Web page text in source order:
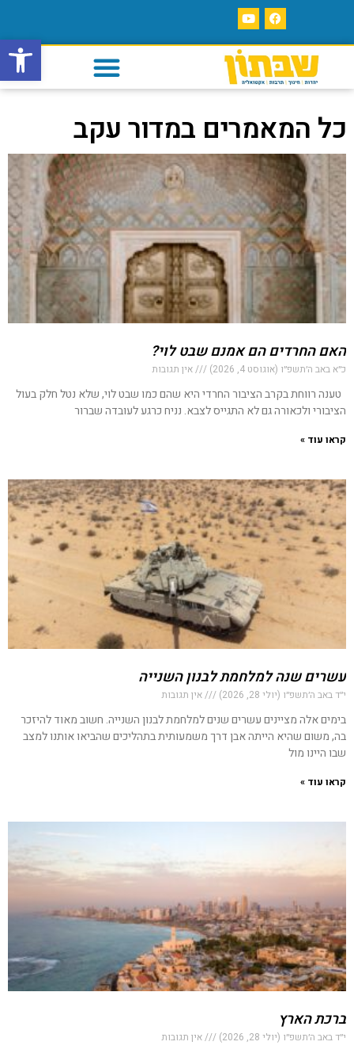
פתח
כל המאמרים במדור עקב
האם החרדים הם אמנם שבט לוי?
כ״א באב ה׳תשפ״ו (אוגוסט 4, 2026) אין תגובות
טענה רווחת בקרב הציבור החרדי היא שהם כמו שבט לוי, שלא נטל חלק בעול
הציבורי ולכאורה גם לא התגייס לצבא. נניח כרגע לעובדה שברור
קראו עוד »
עשרים שנה למלחמת לבנון השנייה
י״ד באב ה׳תשפ״ו (יולי 28, 2026) אין תגובות
בימים אלה מציינים עשרים שנים למלחמת לבנון השנייה. חשוב מאוד להיזכר
בה, משום שהיא הייתה אבן דרך משמעותית בתהליכים שהביאו אותנו למצב
שבו היינו מול
קראו עוד »
ברכת הארץ
י״ד באב ה׳תשפ״ו (יולי 28, 2026) אין תגובות